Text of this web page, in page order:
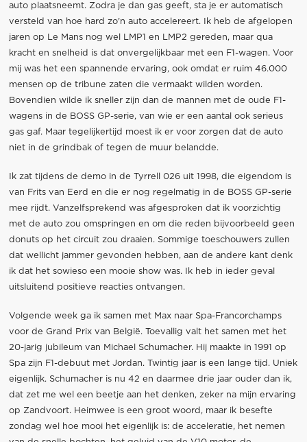
auto plaatsneemt. Zodra je dan gas geeft, sta je er automatisch
versteld van hoe hard zo'n auto accelereert. Ik heb de afgelopen
jaren op Le Mans nog wel LMP1 en LMP2 gereden, maar qua
kracht en snelheid is dat onvergelijkbaar met een F1-wagen. Voor
mij was het een spannende ervaring, ook omdat er ruim 46.000
mensen op de tribune zaten die vermaakt wilden worden.
Bovendien wilde ik sneller zijn dan de mannen met de oude F1-
wagens in de BOSS GP-serie, van wie er een aantal ook serieus
gas gaf. Maar tegelijkertijd moest ik er voor zorgen dat de auto
niet in de grindbak of tegen de muur belandde.
Ik zat tijdens de demo in de Tyrrell 026 uit 1998, die eigendom is
van Frits van Eerd en die er nog regelmatig in de BOSS GP-serie
mee rijdt. Vanzelfsprekend was afgesproken dat ik voorzichtig
met de auto zou omspringen en om die reden bijvoorbeeld geen
donuts op het circuit zou draaien. Sommige toeschouwers zullen
dat wellicht jammer gevonden hebben, aan de andere kant denk
ik dat het sowieso een mooie show was. Ik heb in ieder geval
uitsluitend positieve reacties ontvangen.
Volgende week ga ik samen met Max naar Spa-Francorchamps
voor de Grand Prix van België. Toevallig valt het samen met het
20-jarig jubileum van Michael Schumacher. Hij maakte in 1991 op
Spa zijn F1-debuut met Jordan. Twintig jaar is een lange tijd. Uniek
eigenlijk. Schumacher is nu 42 en daarmee drie jaar ouder dan ik,
dat zet me wel een beetje aan het denken, zeker na mijn ervaring
op Zandvoort. Heimwee is een groot woord, maar ik besefte
zondag wel hoe mooi het eigenlijk is: de acceleratie, het nemen